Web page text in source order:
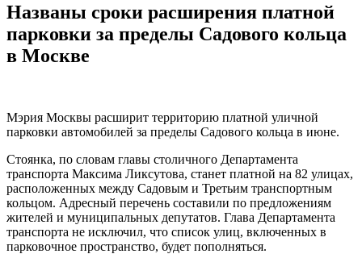
Названы сроки расширения платной
парковки за пределы Садового кольца
в Москве
Мэрия Москвы расширит территорию платной уличной
парковки автомобилей за пределы Садового кольца в июне.
Стоянка, по словам главы столичного Департамента
транспорта Максима Ликсутова, станет платной на 82 улицах,
расположенных между Садовым и Третьим транспортным
кольцом. Адресный перечень составили по предложениям
жителей и муниципальных депутатов. Глава Департамента
транспорта не исключил, что список улиц, включенных в
парковочное пространство, будет пополняться.